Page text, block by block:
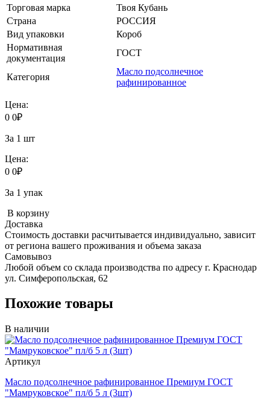
Торговая марка
Твоя Кубань
Страна
РОССИЯ
Вид упаковки
Короб
Нормативная
документация
ГОСТ
Категория
Масло подсолнечное
рафинированное
Цена:
0 0₽
За 1 шт
Цена:
0 0₽
За 1 упак
В корзину
Доставка
Стоимость доставки расчитывается индивидуально, зависит
от региона вашего проживания и объема заказа
Самовывоз
Любой объем со склада производства по адресу г. Краснодар
ул. Симферопольская, 62
Похожие товары
В наличии
Артикул
Масло подсолнечное рафинированное Премиум ГОСТ
"Мамруковское" пл/б 5 л (3шт)